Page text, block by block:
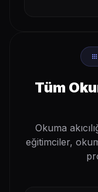
apps
Tüm
Okuma
eğitimciler,